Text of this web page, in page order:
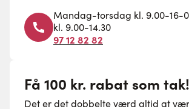
Mandag-torsdag kl. 9.00-16-
kl. 9.00-14.30
97 12 82 82
Få 100 kr. rabat som tak!
Det er det dobbelte værd altid at